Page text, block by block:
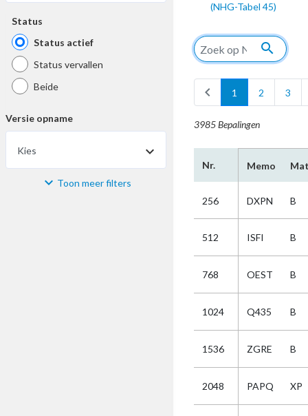
Status
Status actief
Status vervallen
Beide
Versie opname
Kies
Materiaal Toon meer filters
(NHG-Tabel 45)
search
chevron_left 1 2 3
3985 Bepalingen
Nr. Memo
256 DXPN B
512 ISFI B
768 OEST B
1024 Q435 B
1536 ZGRE B
2048 PAPQ XP